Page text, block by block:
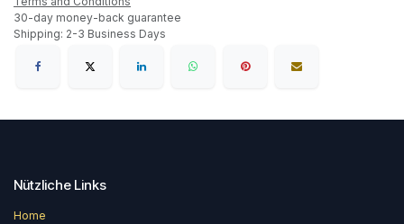
30-day money-back guarantee
Shipping: 2-3 Business Days
Nützliche Links
Home